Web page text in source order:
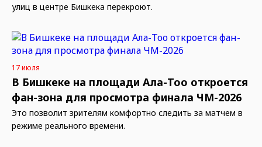
улиц в центре Бишкека перекроют.
17 июля
В Бишкеке на площади Ала-Тоо откроется
фан-зона для просмотра финала ЧМ-2026
Это позволит зрителям комфортно следить за матчем в
режиме реального времени.